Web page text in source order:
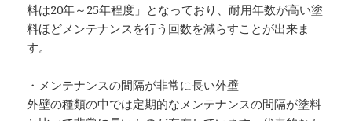
料は20年～25年程度」となっており、耐用年数が高い塗
料ほどメンテナンスを行う回数を減らすことが出来ま
す。
・メンテナンスの間隔が非常に長い外壁
外壁の種類の中では定期的なメンテナンスの間隔が塗料